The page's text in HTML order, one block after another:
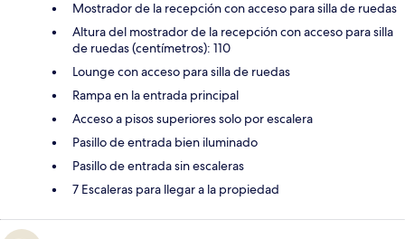
Mostrador de la recepción con acceso para silla de ruedas
Altura del mostrador de la recepción con acceso para silla
de ruedas (centímetros): 110
Lounge con acceso para silla de ruedas
Rampa en la entrada principal
Acceso a pisos superiores solo por escalera
Pasillo de entrada bien iluminado
Pasillo de entrada sin escaleras
7 Escaleras para llegar a la propiedad